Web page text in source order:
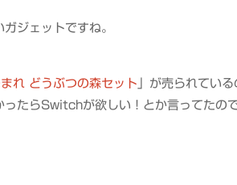
ジェットですね。
れ どうぶつの森セット 」が売られてい
たらSwitchが欲しい！とか言ってたので